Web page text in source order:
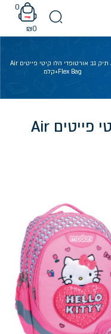
0
₪0
/ תיק גב אורטופדי הלו קיטי פייטים Air
Flex Bag+קלמ
תיק גב אורטופדי הלו קיטי פייטים Air